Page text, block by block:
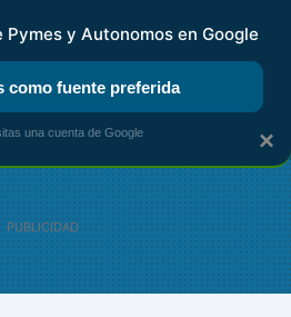
KIT DIGITAL RENTA
×
Pymes y Autonomos en Google
como fuente preferida
una cuenta de Google